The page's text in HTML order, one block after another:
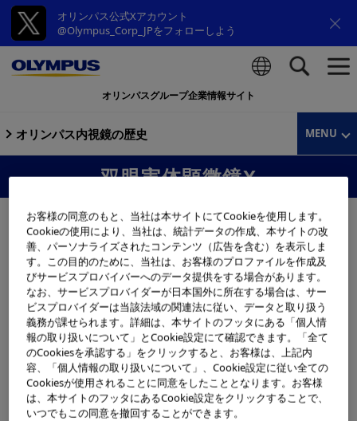
オリンパス公式Xアカウント
@Olympus_Corp_JPをフォローしよう
オリンパスグループ企業情報サイト
オリンパス内視鏡の歴史 MENU
双眼実体顕微鏡X
お客様の同意のもと、当社は本サイトにてCookieを使用します。
Cookieの使用により、当社は、統計データの作成、本サイトの改
善、パーソナライズされたコンテンツ（広告を含む）を表示しま
す。この目的のために、当社は、お客様のプロファイルを作成及
びサービスプロバイバーへのデータ提供をする場合があります。
なお、サービスプロバイダーが日本国外に所在する場合は、サー
ビスプロバイダーは当該法域の関連法に従い、データと取り扱う
義務が課せられます。詳細は、本サイトのフッタにある「個人情
報の取り扱いについて」とCookie設定にて確認できます。「全て
のCookiesを承認する」をクリックすると、お客様は、上記内
容、「個人情報の取り扱いについて」、Cookie設定に従い全ての
Cookiesが使用されることに同意をしたこととなります。お客様
は、本サイトのフッタにあるCookie設定をクリックすることで、
いつでもこの同意を撤回することができます。